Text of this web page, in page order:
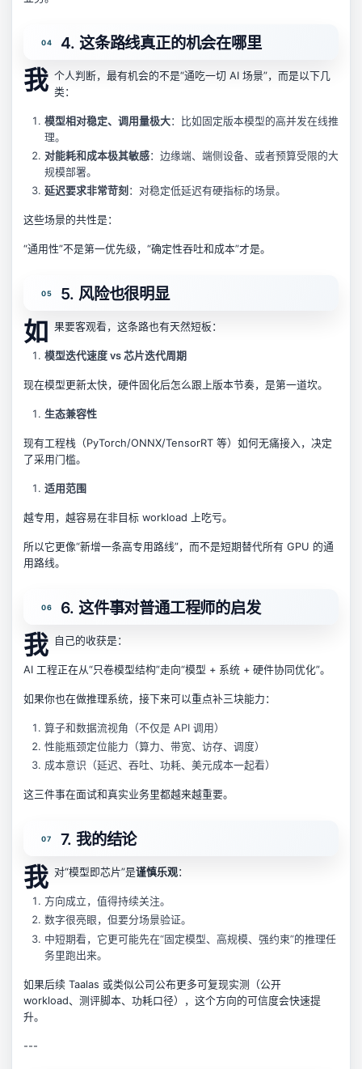
4. 这条路线真正的机会在哪里
我 个人判断，最有机会的不是“通吃一切 AI 场景”，而是以下几
类：
模型相对稳定、调用量极大：比如固定版本模型的高并发在线推
理。
对能耗和成本极其敏感：边缘端、端侧设备、或者预算受限的大
规模部署。
延迟要求非常苛刻 ：对稳定低延迟有硬指标的场景。
这些场景的共性是：
“通用性”不是第一优先级，“确定性吞吐和成本”才是。
5. 风险也很明显
如 果要客观看，这条路也有天然短板：
模型迭代速度 vs 芯片迭代周期
现在模型更新太快，硬件固化后怎么跟上版本节奏，是第一道坎。
生态兼容性
现有工程栈（PyTorch/ONNX/TensorRT 等）如何无痛接入，决定
了采用门槛。
适用范围
越专用，越容易在非目标 workload 上吃亏。
所以它更像“新增一条高专用路线”，而不是短期替代所有 GPU 的通
用路线。
6. 这件事对普通工程师的启发
我 自己的收获是：
AI 工程正在从“只卷模型结构”走向“模型 + 系统 + 硬件协同优化”。
如果你也在做推理系统，接下来可以重点补三块能力：
算子和数据流视角（不仅是 API 调用）
性能瓶颈定位能力（算力、带宽、访存、调度）
成本意识（延迟、吞吐、功耗、美元成本一起看）
这三件事在面试和真实业务里都越来越重要。
7. 我的结论
我 对“模型即芯片”是谨慎乐观：
方向成立，值得持续关注。
数字很亮眼，但要分场景验证。
中短期看，它更可能先在“固定模型、高规模、强约束”的推理任
务里跑出来。
如果后续 Taalas 或类似公司公布更多可复现实测（公开
workload、测评脚本、功耗口径），这个方向的可信度会快速提
升。
---